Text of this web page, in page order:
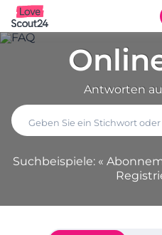
Antworten
Suchbeispiele: «